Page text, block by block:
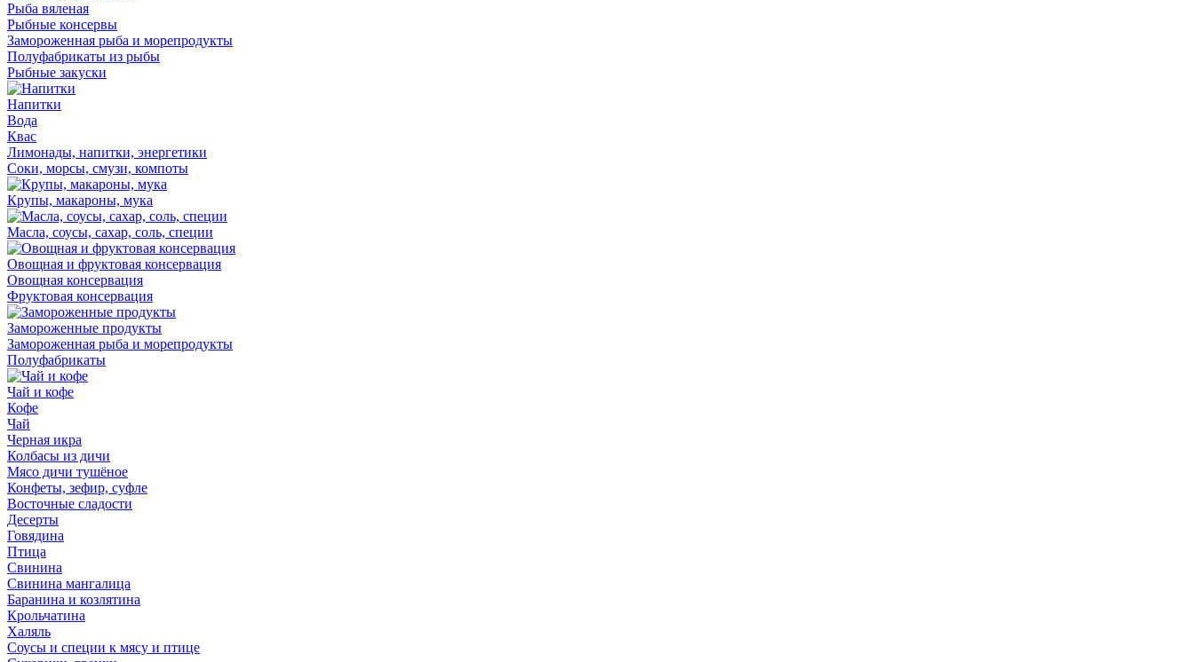
Рыба вяленая
Рыбные консервы
Замороженная рыба и морепродукты
Полуфабрикаты из рыбы
Рыбные закуски
Напитки
Вода
Квас
Лимонады, напитки, энергетики
Соки, морсы, смузи, компоты
Крупы, макароны, мука
Масла, соусы, сахар, соль, специи
Овощная и фруктовая консервация
Овощная консервация
Фруктовая консервация
Замороженные продукты
Замороженная рыба и морепродукты
Полуфабрикаты
Чай и кофе
Кофе
Чай
Черная икра
Колбасы из дичи
Мясо дичи тушёное
Конфеты, зефир, суфле
Восточные сладости
Десерты
Говядина
Птица
Свинина
Свинина мангалица
Баранина и козлятина
Крольчатина
Халяль
Соусы и специи к мясу и птице